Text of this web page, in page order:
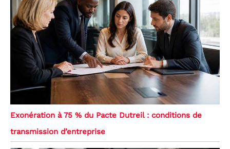
Exonération à 75 % du Pacte Dutreil : conditions de
transmission d’entreprise